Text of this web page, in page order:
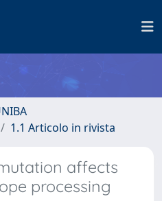
1.1 Articolo in rivista
affects
processing